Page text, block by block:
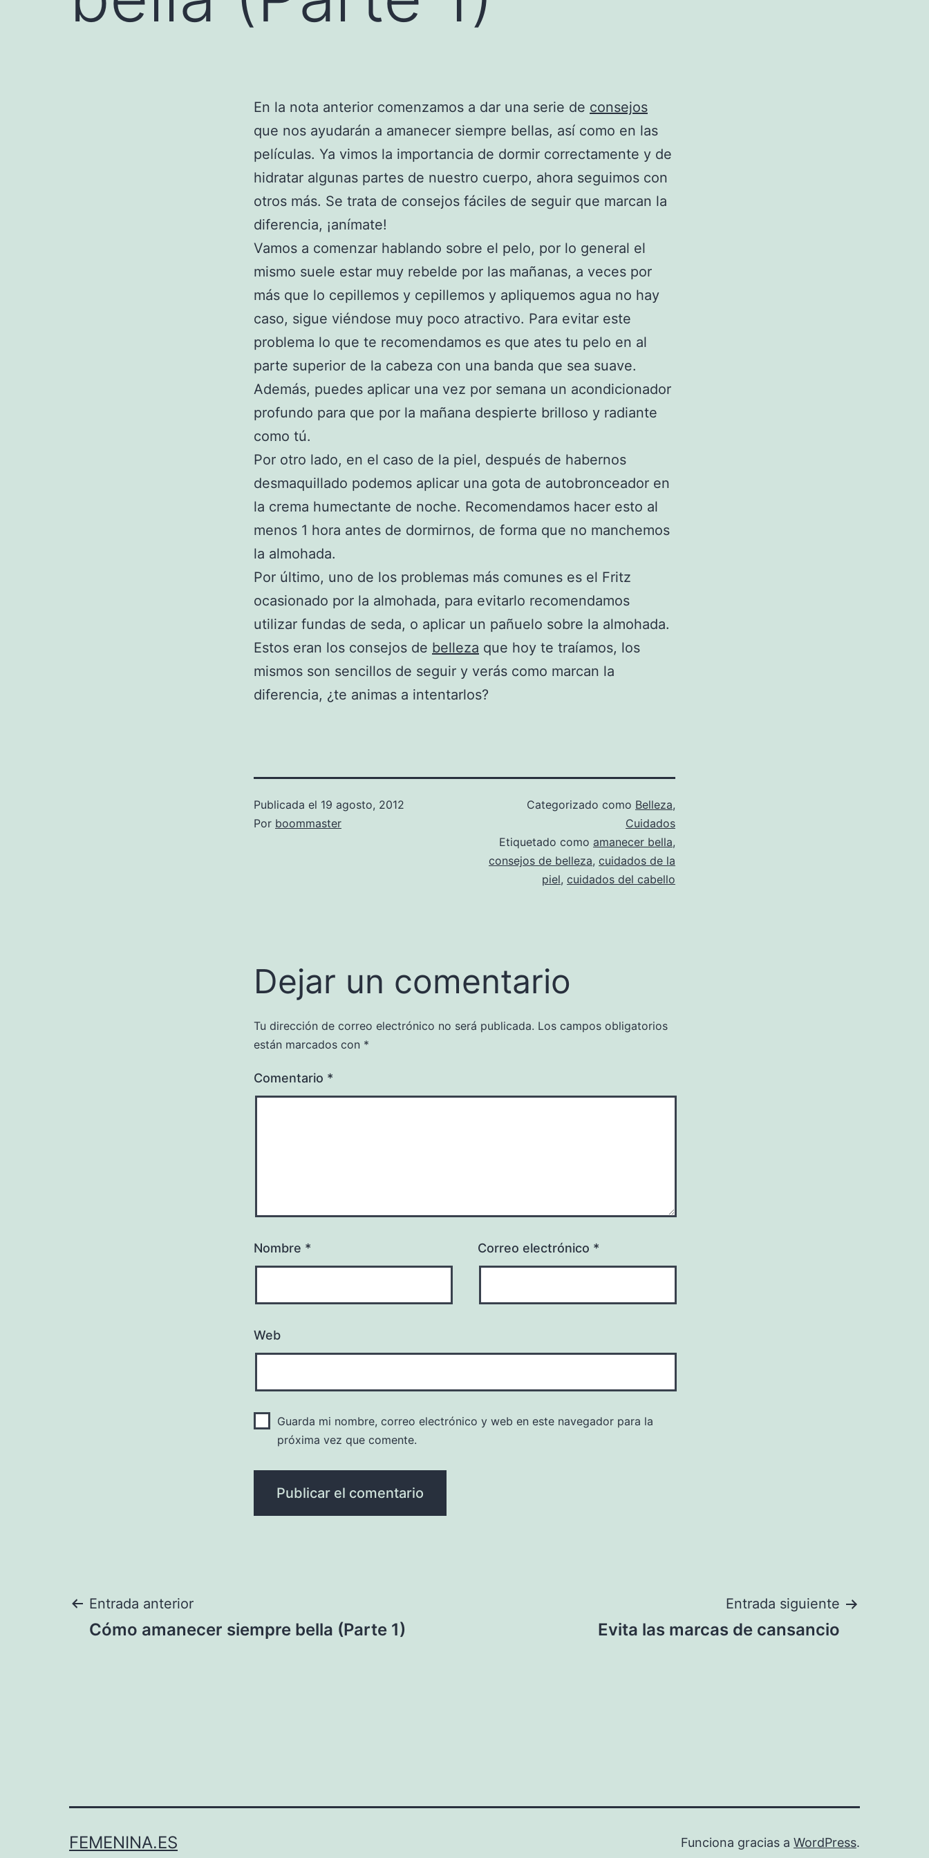
En la nota anterior comenzamos a dar una serie de consejos
que nos ayudarán a amanecer siempre bellas, así como en las
películas. Ya vimos la importancia de dormir correctamente y de
hidratar algunas partes de nuestro cuerpo, ahora seguimos con
otros más. Se trata de consejos fáciles de seguir que marcan la
diferencia, ¡anímate!
Vamos a comenzar hablando sobre el pelo, por lo general el
mismo suele estar muy rebelde por las mañanas, a veces por
más que lo cepillemos y cepillemos y apliquemos agua no hay
caso, sigue viéndose muy poco atractivo. Para evitar este
problema lo que te recomendamos es que ates tu pelo en al
parte superior de la cabeza con una banda que sea suave.
Además, puedes aplicar una vez por semana un acondicionador
profundo para que por la mañana despierte brilloso y radiante
como tú.
Por otro lado, en el caso de la piel, después de habernos
desmaquillado podemos aplicar una gota de autobronceador en
la crema humectante de noche. Recomendamos hacer esto al
menos 1 hora antes de dormirnos, de forma que no manchemos
la almohada.
Por último, uno de los problemas más comunes es el Fritz
ocasionado por la almohada, para evitarlo recomendamos
utilizar fundas de seda, o aplicar un pañuelo sobre la almohada.
Estos eran los consejos de belleza que hoy te traíamos, los
mismos son sencillos de seguir y verás como marcan la
diferencia, ¿te animas a intentarlos?
Publicada el 19 agosto, 2012
Por boommaster
Categorizado como Belleza,
Cuidados
Etiquetado como amanecer bella,
consejos de belleza, cuidados de la
piel, cuidados del cabello
Dejar un comentario
Tu dirección de correo electrónico no será publicada. Los campos obligatorios
están marcados con *
Comentario *
Nombre * Correo electrónico *
Web
Guarda mi nombre, correo electrónico y web en este navegador para la
próxima vez que comente.
Navegación
Entrada anterior
Cómo amanecer siempre bella (Parte 1)
Entrada siguiente
Evita las marcas de cansancio
FEMENINA.ES Funciona gracias a WordPress.